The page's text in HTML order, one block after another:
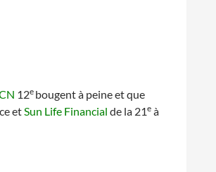
12e bougent à peine et que
et Sun Life Financial de la 21e à